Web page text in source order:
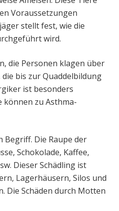
Voraussetzungen
stellt fest, wie die
wird.
die Personen klagen über
bis zur Quaddelbildung
ist besonders
können zu Asthma-
Begriff. Die Raupe der
Schokolade, Kaffee,
Dieser Schädling ist
Lagerhäusern, Silos und
Die Schäden durch Motten